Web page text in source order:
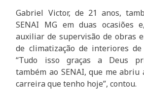
Gabriel Victor, de 21 anos,
SENAI MG em duas ocasiões
auxiliar de supervisão de obras
de climatização de interiores
“Tudo isso graças a Deus
também ao SENAI, que me
carreira que tenho hoje”, contou.